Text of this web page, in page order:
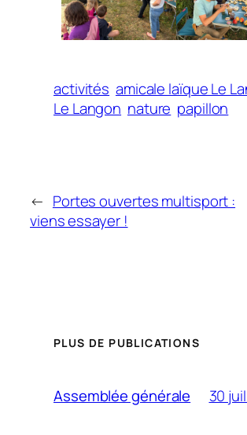
activités amicale laïque Le
Le Langon nature papillon
← Portes ouvertes multisport :
viens essayer !
PLUS DE PUBLICATIONS
Assemblée générale 30